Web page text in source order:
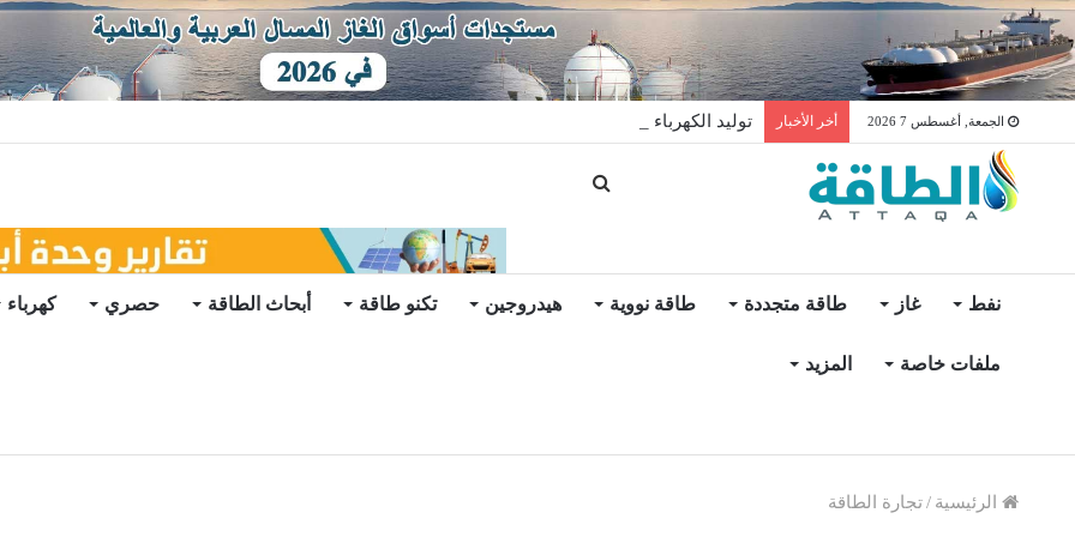
الجمعة, أغسطس 7 2026 أخر الأخبار توليد الكهرباء بالغاز في الإمارات يرتفع للعام الثاني
نفط غاز طاقة متجددة طاقة نووية هيدروجين تكنو طاقة أبحاث الطاقة حصري كهرباء
ملفات خاصة المزيد
الرئيسية /تجارة الطاقة